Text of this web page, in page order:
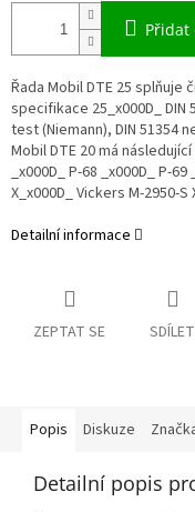
Přidat
Řada Mobil DTE 25
specifikace 25_x000D_
test (Niemann), DIN 51354
Mobil DTE 20 má
_x000D_ P-68 _x000D_ P-
X_x000D_ Vickers M-2950-S
Detailní informace
ZEPTAT SE SDÍLET
Popis Diskuze
Detailní popis